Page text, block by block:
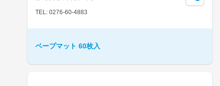
TEL: 0276-60-4883
ベープマット 60枚入